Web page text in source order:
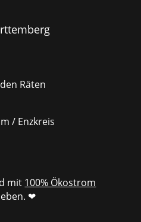
Räten
/ Enzkreis
mit 100% Ökostrom
❤